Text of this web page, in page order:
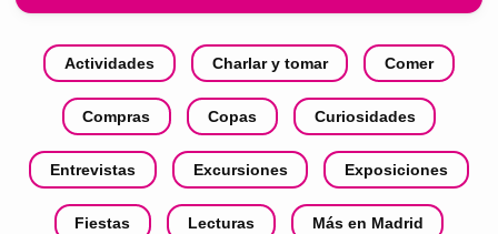
Actividades Charlar y tomar Comer
Compras Copas Curiosidades
Entrevistas Excursiones Exposiciones
Fiestas Lecturas Más en Madrid